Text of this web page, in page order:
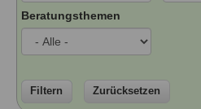
Qualitätssicherung
Qualität unserer Therapeuten
Familienthemen
Ausbildungsinstitute
Information über Qualifikation
Liste der Fachverbände
Sitemap
Links
Formular zur Registrierung
Beratungsthemen
Filtern Zurücksetzen